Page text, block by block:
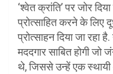
‘श्वेत क्रांति’ पर जोर
प्रोत्साहित करने के लिए
प्रोत्साहन दिया जा रहा
मददगार साबित होगी
थे, जिससे उन्हें एक